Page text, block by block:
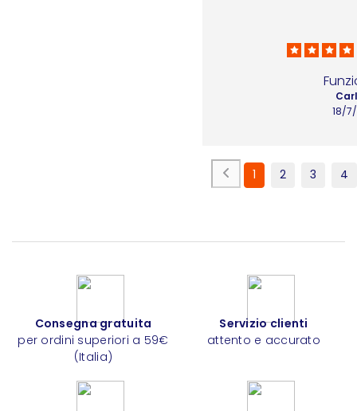
18/
1 2 3 4
Consegna gratuita
per ordini superiori a 59€
(Italia)
Servizio clienti
attento e accurato